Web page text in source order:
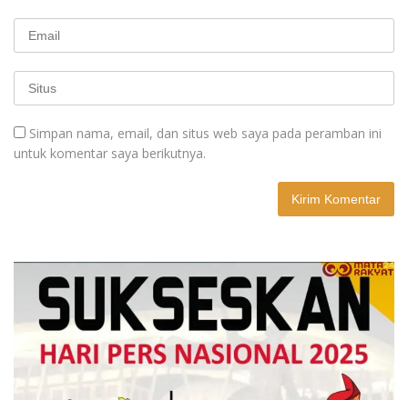
Simpan nama, email, dan situs web saya pada peramban ini
untuk komentar saya berikutnya.